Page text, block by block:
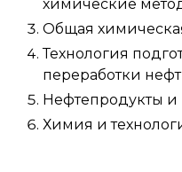
химические
Общая
Технология
переработки
Нефтепродукты
Химия и